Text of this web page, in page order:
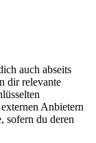
auch abseits
dir relevante
Anbietern
sofern du deren